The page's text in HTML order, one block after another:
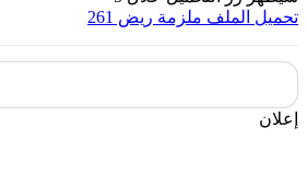
تحميل الملف ملزمة ريض 261
إعلان